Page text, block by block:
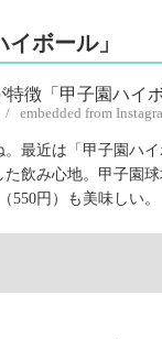
ボール」
embedded from
最近は「甲子園ハ
飲み心地。甲子園
550円）も美味しい。